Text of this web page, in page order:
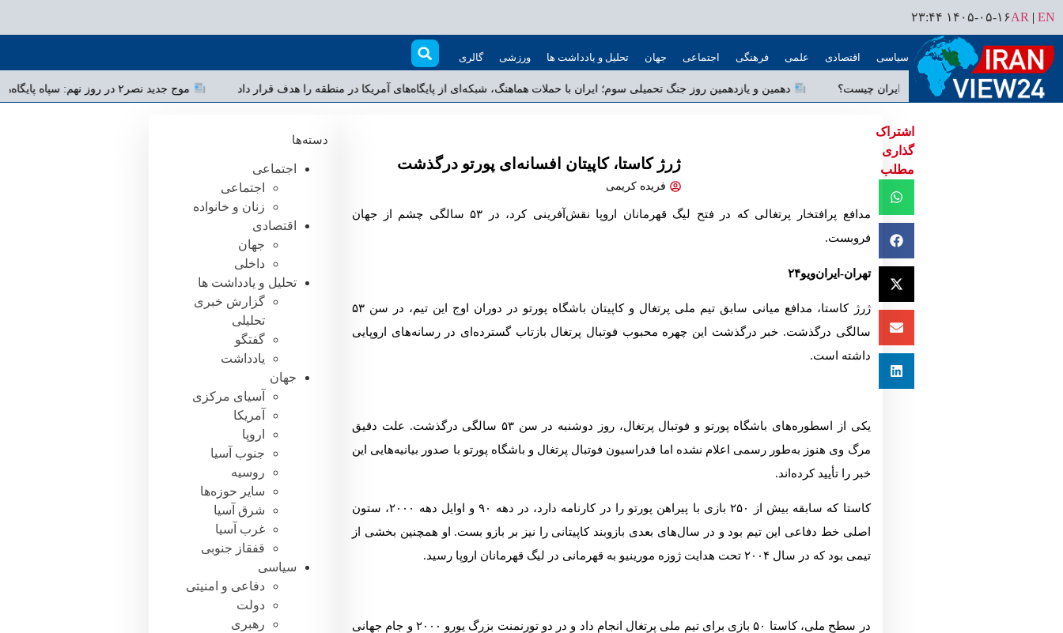
AR | EN ۱۴۰۵-۰۵-۱۶ ۲۳:۴۴
سیاسی اقتصادی علمی فرهنگی اجتماعی جهان تحلیل و یادداشت ها ورزشی گالری
نقشه راه حملات هوایی آمریکا به ایران چیست؟ دهمین و یازدهمین روز جنگ تحمیلی سوم؛ ایران با حملات هماهنگ، شبکه‌ای از پایگاه‌های آمریکا در منطقه را هدف قرار داد موج جدید نصر۲ در روز نهم: سپاه پایگاه‌های آمریکا در ۴ نقطه منطقه را هدف قرار داد
اشتراک
گذاری
مطلب
ژرژ کاستا، کاپیتان افسانه‌ای پورتو درگذشت
فریده کریمی
مدافع پرافتخار پرتغالی که در فتح لیگ قهرمانان اروپا نقش‌آفرینی کرد، در ۵۳ سالگی چشم از جهان
فروبست.
تهران-ایران‌ویو۲۴
ژرژ کاستا، مدافع میانی سابق تیم ملی پرتغال و کاپیتان باشگاه پورتو در دوران اوج این تیم، در سن ۵۳
سالگی درگذشت. خبر درگذشت این چهره محبوب فوتبال پرتغال بازتاب گسترده‌ای در رسانه‌های اروپایی
داشته است.
یکی از اسطوره‌های باشگاه پورتو و فوتبال پرتغال، روز دوشنبه در سن ۵۳ سالگی درگذشت. علت دقیق
مرگ وی هنوز به‌طور رسمی اعلام نشده اما فدراسیون فوتبال پرتغال و باشگاه پورتو با صدور بیانیه‌هایی این
خبر را تأیید کرده‌اند.
کاستا که سابقه بیش از ۲۵۰ بازی با پیراهن پورتو را در کارنامه دارد، در دهه ۹۰ و اوایل دهه ۲۰۰۰، ستون
اصلی خط دفاعی این تیم بود و در سال‌های بعدی بازوبند کاپیتانی را نیز بر بازو بست. او همچنین بخشی از
تیمی بود که در سال ۲۰۰۴ تحت هدایت ژوزه مورینیو به قهرمانی در لیگ قهرمانان اروپا رسید.
در سطح ملی، کاستا ۵۰ بازی برای تیم ملی پرتغال انجام داد و در دو تورنمنت بزرگ یورو ۲۰۰۰ و جام جهانی
دسته‌ها
اجتماعی
اجتماعی
زنان و خانواده
اقتصادی
جهان
داخلی
تحلیل و یادداشت ها
گزارش خبری
تحلیلی
گفتگو
یادداشت
جهان
آسیای مرکزی
آمریکا
اروپا
جنوب آسیا
روسیه
سایر حوزه‌ها
شرق آسیا
غرب آسیا
قفقاز جنوبی
سیاسی
دفاعی و امنیتی
دولت
رهبری